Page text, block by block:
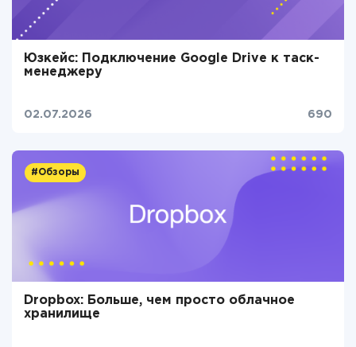
Юзкейс: Подключение Google Drive к таск-
менеджеру
02.07.2026 690
#Обзоры
Dropbox: Больше, чем просто облачное
хранилище